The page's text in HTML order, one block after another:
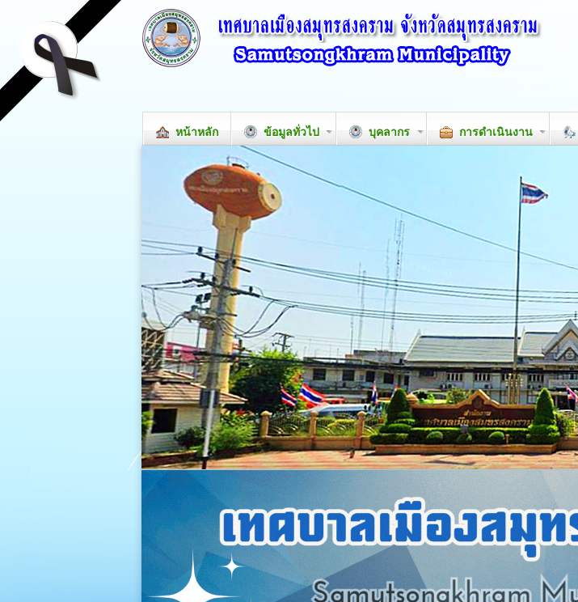
หน้าหลัก ข้อมูลทั่วไป บุคลากร การดำเนินงาน